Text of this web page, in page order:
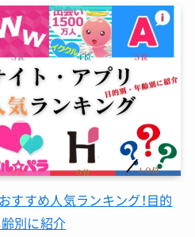
すすめ人気ランキング！目的
齢別に紹介